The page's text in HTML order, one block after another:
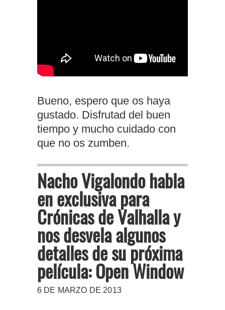
Bueno, espero que os haya
gustado. Disfrutad del buen
tiempo y mucho cuidado con
que no os zumben.
Nacho Vigalondo habla
en exclusiva para
Crónicas de Valhalla y
nos desvela algunos
detalles de su próxima
película: Open Window
6 DE MARZO DE 2013